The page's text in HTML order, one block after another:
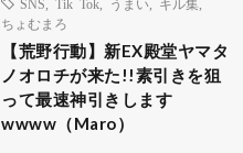
SNS
Tik Tok うまい キル集
ちょむまろ
【荒野行動】新EX殿堂ヤマタ
ノオロチが来た!!素引きを狙
って最速神引きします
wwww（Maro）